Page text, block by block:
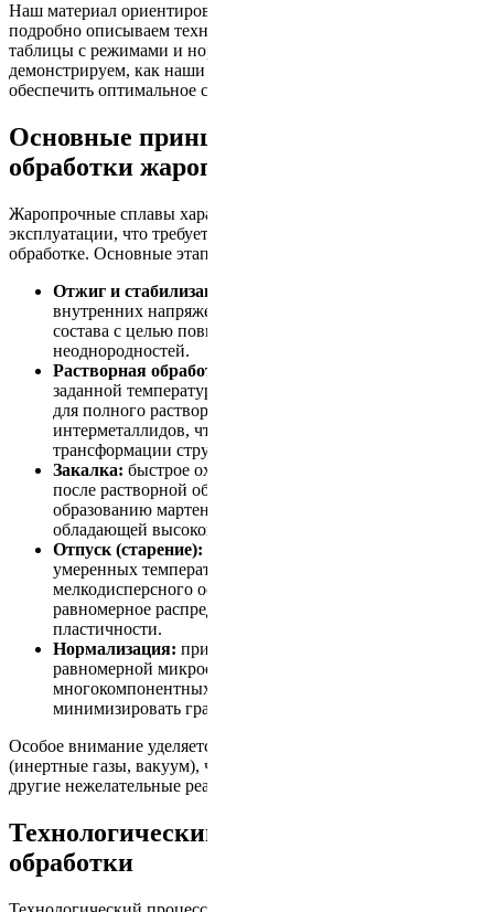
Наш материал ориентирован на решение этих проблем: мы
подробно описываем технологический процесс, приводим
таблицы с режимами и нормативными документами, а также
демонстрируем, как наши услуги помогают снизить риски и
обеспечить оптимальное соотношение цены и качества.
Основные принципы термической
обработки жаропрочных сплавов
Жаропрочные сплавы характеризуются высокой температурой
эксплуатации, что требует особого подхода при термической
обработке. Основные этапы включают:
Отжиг и стабилизация структуры:
внутренних напряжений и коррекция дисперсного
состава с целью повышения пластичности и устранения
неоднородностей.
Растворная обработка (solution treatment):
заданной температуры с последующим выдерживанием
для полного растворения легирующих элементов и
интерметаллидов, что создаёт базу для последующей
трансформации структуры.
Закалка: быстрое охлаждение (водяное или масляное)
после растворной обработки, приводящее к
образованию мартенситной или бета-структуры,
обладающей высокой твёрдостью и прочностью.
Отпуск (старение):
умеренных температурах для формирования
мелкодисперсного осадка, обеспечивающего
равномерное распределение напряжений и улучшение
пластичности.
Нормализация: применяется для формирования
равномерной микроструктуры, особенно в сложных
многокомпонентных сплавах, где важно
минимизировать градиенты температуры.
Особое внимание уделяется контролю атмосферы в печах
(инертные газы, вакуум), что предотвращает окисление и
другие нежелательные реакции.
Технологический процесс термической
обработки